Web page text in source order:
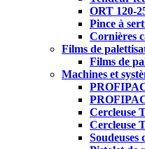
ORT 120-
Pince à
Cornières
Films de
Films de
Machines et
Cercleuse
Cercleuse
Soudeuses